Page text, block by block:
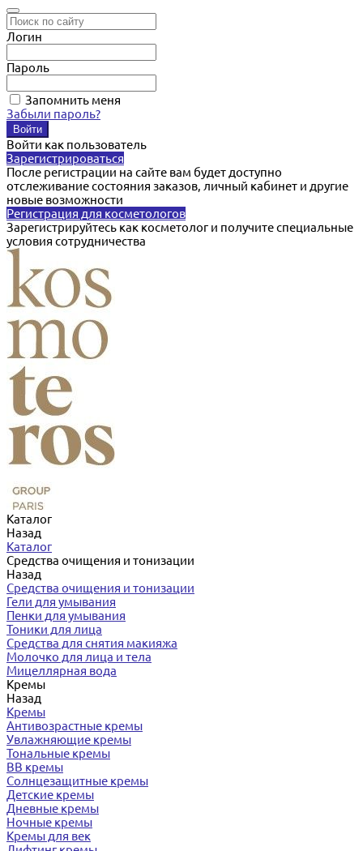
Логин
Пароль
Запомнить меня
Забыли пароль?
Войти как пользователь
Зарегистрироваться
После регистрации на сайте вам будет доступно
отслеживание состояния заказов, личный кабинет и другие
новые возможности
Регистрация для косметологов
Зарегистрируйтесь как косметолог и получите специальные
условия сотрудничества
Каталог
Назад
Каталог
Средства очищения и тонизации
Назад
Средства очищения и тонизации
Гели для умывания
Пенки для умывания
Тоники для лица
Средства для снятия макияжа
Молочко для лица и тела
Мицеллярная вода
Кремы
Назад
Кремы
Антивозрастные кремы
Увлажняющие кремы
Тональные кремы
BB кремы
Солнцезащитные кремы
Детские кремы
Дневные кремы
Ночные кремы
Кремы для век